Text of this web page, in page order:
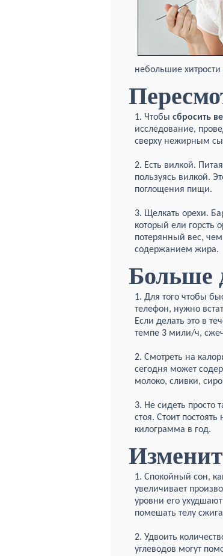
небольшие хитрости
1. Чтобы сбросить
исследование,
сверху нежирным
2. Есть вилкой.
пользуясь вилкой.
поглощения пищи.
3. Щелкать орехи.
который ели горсть
потерянный вес,
содержанием жира.
Больше
1. Для того чтобы
телефон, нужно
Если делать это в
темпе 3 мили/ч,
2. Смотреть на
сегодня может
молоко, сливки,
3. Не сидеть просто
стоя. Стоит
килограмма в год.
1. Спокойный сон,
увеличивает
уровни его
помешать телу
2. Удвоить
углеводов могут